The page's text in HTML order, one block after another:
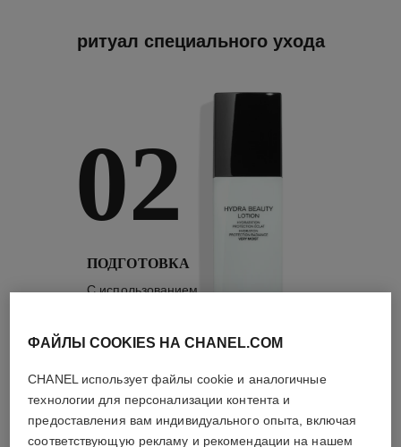
ритуал специального ухода
02
ПОДГОТОВКА
С использованием
2/4
ФАЙЛЫ COOKIES НА CHANEL.COM
CHANEL использует файлы cookie и аналогичные
технологии для персонализации контента и
предоставления вам индивидуального опыта, включая
соответствующую рекламу и рекомендации на нашем